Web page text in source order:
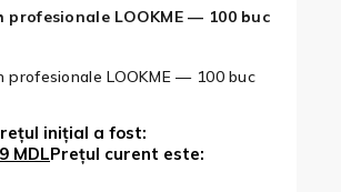
profesionale LOOKME — 100 buc
inițial a fost:
MDLPrețul curent este: